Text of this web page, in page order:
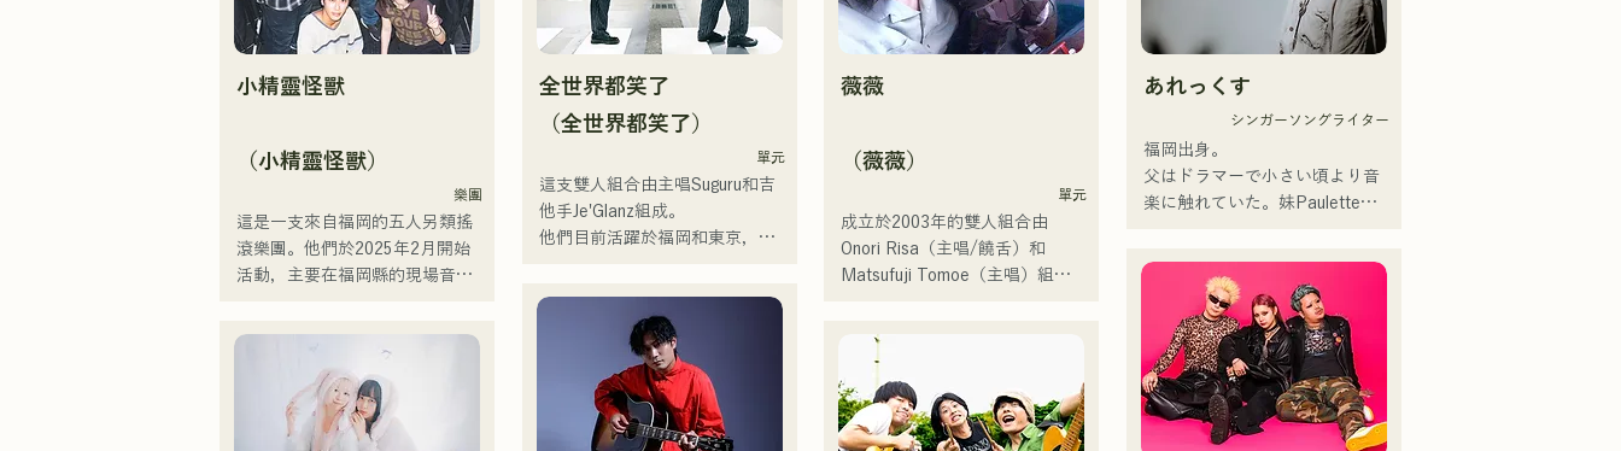
和、時而激昂的旋律和歌詞，加
上樂團成員多元的音樂根基，成
以「令和歌謠搖滾」為名，活躍
小精靈怪獸
（小精靈怪獸）
樂團
這是一支來自福岡的五人另類搖
滾樂團。他們於2025年2月開始
活動，主要在福岡縣的現場音樂
的吉他旋律，旨在創造一種能夠
銘刻在聽眾心中的音樂。
全世界都笑了
（全世界都笑了）
單元
這支雙人組合由主唱Suguru和吉
他手Je'Glanz組成。
他們目前活躍於福岡和東京，目
萬，粉絲超過11.9萬！
他們也被選中代表J:COM福岡、
熊本和下關，演唱2024年第106
屆全日本高中棒球錦標賽的主題
曲，成為一支值得關注的組合。
擔任森山直太郎的副歌、以及出
演搖滾音樂劇。
己的工作之外，還活躍於電台主
和出眾的演唱實力，是一位引領
薇薇
（薇薇）
單元
成立於2003年的雙人組合由
Onori Risa（主唱/饒舌）和
Matsufuji Tomoe（主唱）組
著聽眾的心靈。
她們於2025年1月23日發行首支
場音樂場所和戶外活動中演出，
同時也活躍於社群媒體上發布和
あれっくす
シンガーソングライター
福岡出身。
父はドラマーで小さい頃より音
楽に触れていた。妹Pauletteも
クファミリー。
10代後半にアメリカへ4年半留
学。
現在はLOVE FMの"music
×serendipity"でラジオDJを務め
る。
またアーティストの傍、モデル